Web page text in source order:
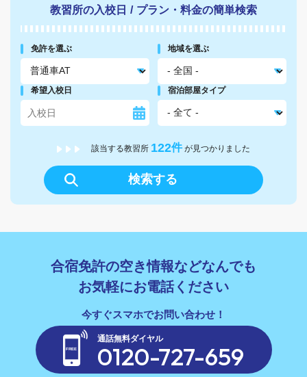
合宿免許の空き情報などなんでも
お気軽にお電話ください
通話無料ダイヤル
0120-727-659
教習所の入校日 / プラン・料金の簡単検索
免許を選ぶ 地域を選ぶ
希望入校日 宿泊部屋タイプ
該当する教習所 122件 が見つかりました
検索する